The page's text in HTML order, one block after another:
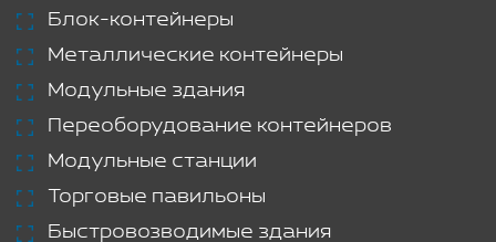
Блок-контейнеры
Металлические контейнеры
Модульные здания
Переоборудование контейнеров
Модульные станции
Торговые павильоны
Быстровозводимые здания